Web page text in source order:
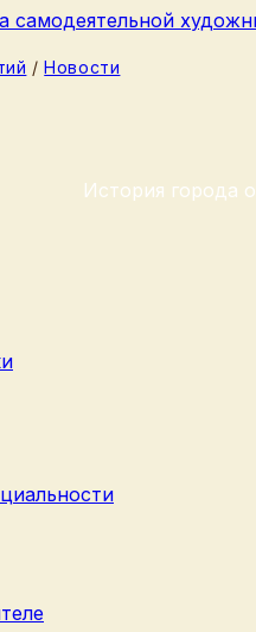
самодеятельной
/ Новости
История города